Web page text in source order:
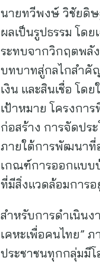
นายทวีพงษ์ วิชัยดิษ
ผลเป็นรูปธรรม โด
ระทบจากวิกฤตพลั
บทบาทสู่กลไกสำคั
เงิน และสินเชื่อ โ
เป้าหมาย โครงกา
ก่อสร้าง การจัดปร
ภายใต้การพัฒนาที่
เกณฑ์การออกแบบ
ที่มีสิ่งแวดล้อมการ
สำหรับการดำเนินง
เคหะเพื่อคนไทย”
ประชาชนทุกกลุ่มมี